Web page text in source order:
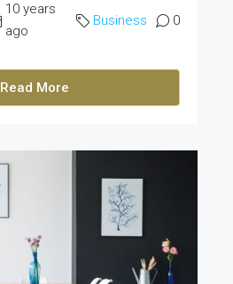
10 years
ago
Business 0
Read More